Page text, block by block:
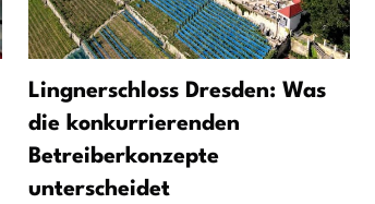
Lingnerschloss Dresden: Was
die konkurrierenden
Betreiberkonzepte
unterscheidet